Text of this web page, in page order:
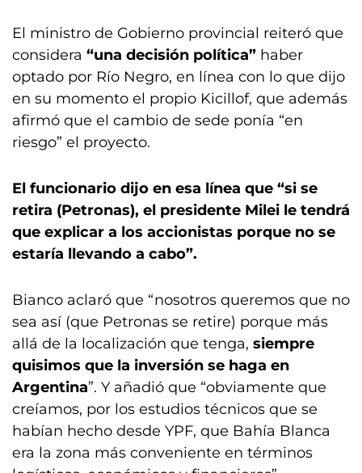
El ministro de Gobierno provincial reiteró que
considera “una decisión política” haber
optado por Río Negro, en línea con lo que dijo
en su momento el propio Kicillof, que además
afirmó que el cambio de sede ponía “en
riesgo” el proyecto.
El funcionario dijo en esa línea que “si se
retira (Petronas), el presidente Milei le tendrá
que explicar a los accionistas porque no se
estaría llevando a cabo”.
Bianco aclaró que “nosotros queremos que no
sea así (que Petronas se retire) porque más
allá de la localización que tenga, siempre
quisimos que la inversión se haga en
Argentina”. Y añadió que “obviamente que
creíamos, por los estudios técnicos que se
habían hecho desde YPF, que Bahía Blanca
era la zona más conveniente en términos